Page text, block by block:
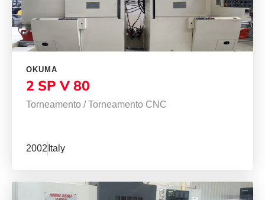
OKUMA
2 SP V 80
Torneamento /Torneamento CNC
2002 Italy